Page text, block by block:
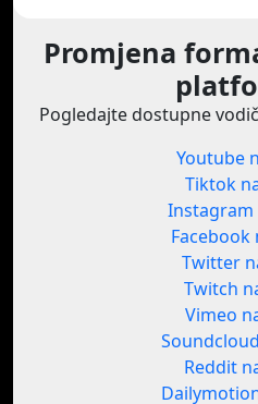
Promjena
Pogledajte dostupne
Youtube
Tiktok
Instagram
Facebook
Twitter
Twitch
Vimeo
Reddit